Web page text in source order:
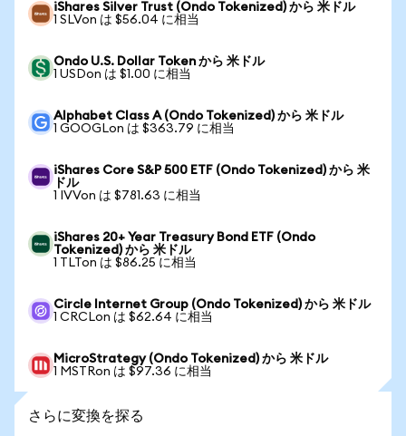
iShares Silver Trust (Ondo Tokenized) から 米ドル
1 SLVon は $56.04 に相当
Ondo U.S. Dollar Token から 米ドル
1 USDon は $1.00 に相当
Alphabet Class A (Ondo Tokenized) から 米ドル
1 GOOGLon は $363.79 に相当
iShares Core S&P 500 ETF (Ondo Tokenized) から 米
ドル
1 IVVon は $781.63 に相当
iShares 20+ Year Treasury Bond ETF (Ondo
Tokenized) から 米ドル
1 TLTon は $86.25 に相当
Circle Internet Group (Ondo Tokenized) から 米ドル
1 CRCLon は $62.64 に相当
MicroStrategy (Ondo Tokenized) から 米ドル
1 MSTRon は $97.36 に相当
さらに変換を探る